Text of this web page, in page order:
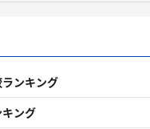
ンキング
ング